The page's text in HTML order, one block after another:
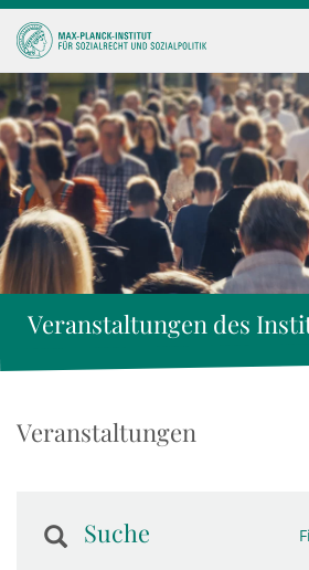
Veranstaltungen des
Veranstaltungen
Suche